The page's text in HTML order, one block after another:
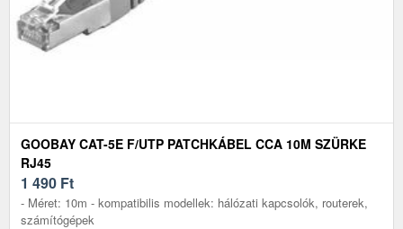
GOOBAY CAT-5E F/UTP PATCHKÁBEL CCA 10M SZÜRKE
RJ45
1 490 Ft
- Méret: 10m - kompatibilis modellek: hálózati kapcsolók, routerek,
számítógépek